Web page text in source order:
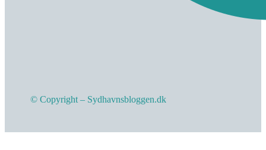
© Copyright – Sydhavnsbloggen.dk